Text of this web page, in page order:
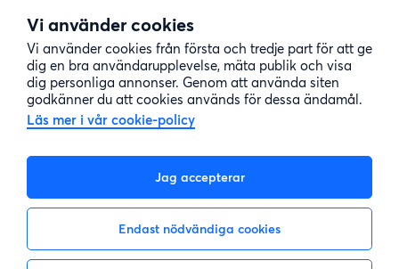
Vi använder cookies
Vi använder cookies från första och tredje part för att ge
dig en bra användarupplevelse, mäta publik och visa
dig personliga annonser. Genom att använda siten
godkänner du att cookies används för dessa ändamål.
Läs mer i vår cookie-policy
Jag accepterar
Endast nödvändiga cookies
Cookiepolicy
Sitemap
Kundtjänst
08-22 00 90
E-post: